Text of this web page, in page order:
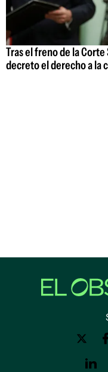
Tras el freno de la
decreto el derecho a la